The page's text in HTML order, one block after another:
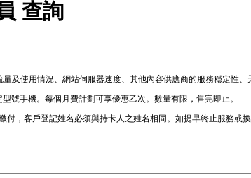
查詢
及使用情況、網站伺服器速度、其他內容供應商的服務穏定性、
號手機。每個月費計劃可享優惠乙次。數量有限，售完即止。
，客戶登記姓名必須與持卡人之姓名相同。如提早終止服務或